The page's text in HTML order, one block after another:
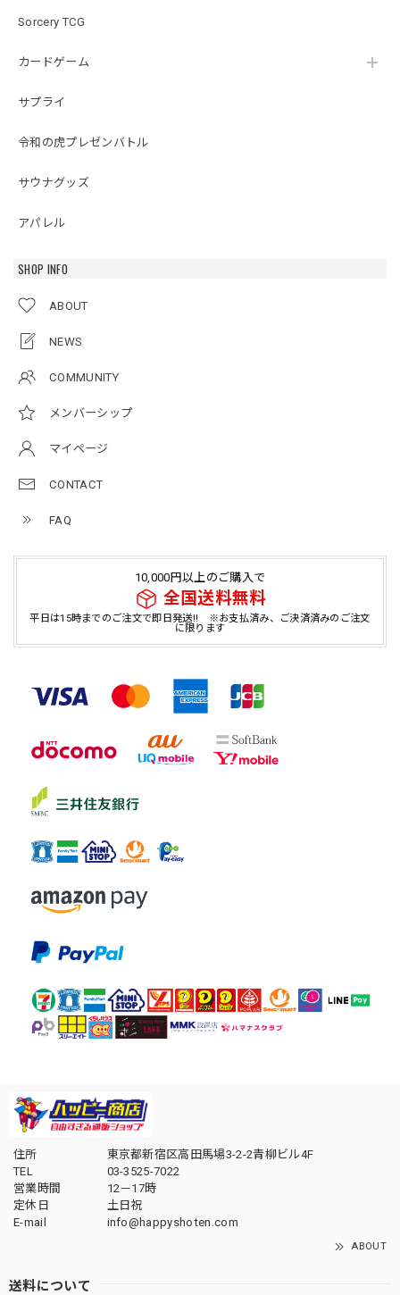
Sorcery TCG
カードゲーム
サプライ
令和の虎プレゼンバトル
サウナグッズ
アパレル
SHOP INFO
ABOUT
NEWS
COMMUNITY
メンバーシップ
マイページ
CONTACT
FAQ
10,000円以上のご購入で
全国送料無料
平日は15時までのご注文で即日発送!! ※お支払済み、ご決済済みのご注文
に限ります
住所
東京都新宿区高田馬場3-2-2青柳ビル4F
TEL
03-3525-7022
営業時間
12－17時
定休日
土日祝
E-mail
info@happyshoten.com
ABOUT
送料について